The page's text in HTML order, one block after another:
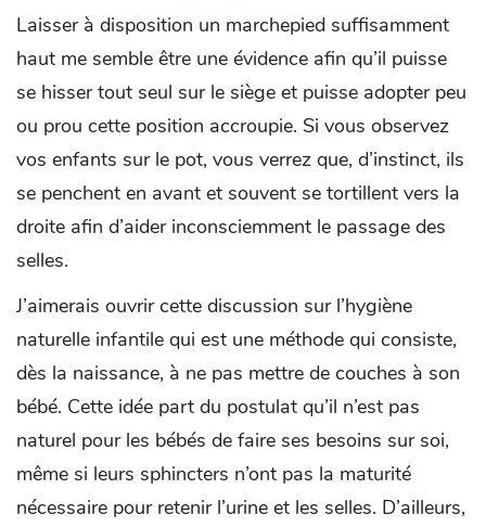
Laisser à disposition un marchepied suffisamment
haut me semble être une évidence afin qu’il puisse
se hisser tout seul sur le siège et puisse adopter peu
ou prou cette position accroupie. Si vous observez
vos enfants sur le pot, vous verrez que, d’instinct, ils
se penchent en avant et souvent se tortillent vers la
droite afin d’aider inconsciemment le passage des
selles.
J’aimerais ouvrir cette discussion sur l’hygiène
naturelle infantile qui est une méthode qui consiste,
dès la naissance, à ne pas mettre de couches à son
bébé. Cette idée part du postulat qu’il n’est pas
naturel pour les bébés de faire ses besoins sur soi,
même si leurs sphincters n’ont pas la maturité
nécessaire pour retenir l’urine et les selles. D’ailleurs,